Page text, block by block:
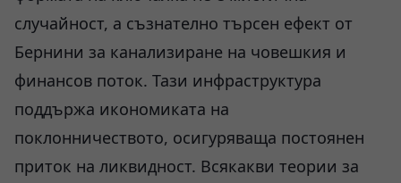
случайност, а съзнателно търсен ефект от
Бернини за канализиране на човешкия и
финансов поток. Тази инфраструктура
поддържа икономиката на
поклонничеството, осигуряваща постоянен
приток на ликвидност. Всякакви теории за